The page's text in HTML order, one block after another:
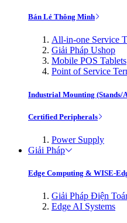
Bán Lẻ Thông Minh
All-in-one Service
Giải Pháp Ushop
Mobile POS Tablets
Point of Service
Industrial Mounting (Stands/
Certified Peripherals
Power Supply
Giải Pháp
Edge Computing & WISE-
Giải Pháp Điện
Edge AI Systems